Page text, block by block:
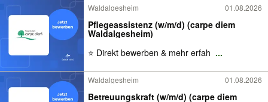
Waldalgesheim 01.08.2026
Pflegeassistenz (w/m/d) (carpe diem
Waldalgesheim)
⭐ Direkt bewerben & mehr erfah ...
Waldalgesheim 01.08.2026
Betreuungskraft (w/m/d) (carpe diem